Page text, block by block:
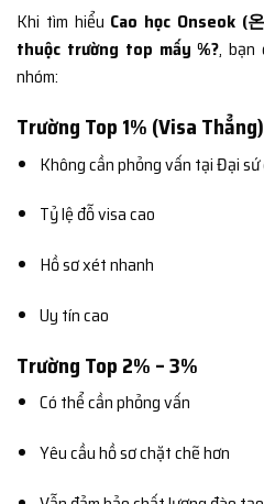
Khi tìm hiểu Cao học Onseok (
thuộc trường top mấy %?, bạn
nhóm:
Trường Top 1% (Visa Thẳng)
Không cần phỏng vấn tại Đại sứ
Tỷ lệ đỗ visa cao
Hồ sơ xét nhanh
Uy tín cao
Trường Top 2% – 3%
Có thể cần phỏng vấn
Yêu cầu hồ sơ chặt chẽ hơn